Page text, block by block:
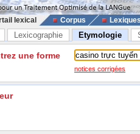
lexical Corpus
Lexicographie Etymologie
une forme
notices corrigées